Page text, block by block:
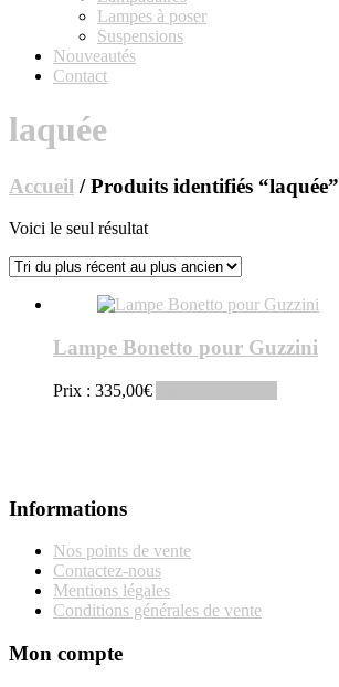
Lampes à poser
Suspensions
Nouveautés
Contact
laquée
Accueil / Produits identifiés “laquée”
Voici le seul résultat
Lampe Bonetto pour Guzzini
Prix : 335,00€
Informations
Nos points de vente
Contactez-nous
Mentions légales
Conditions générales de vente
Mon compte